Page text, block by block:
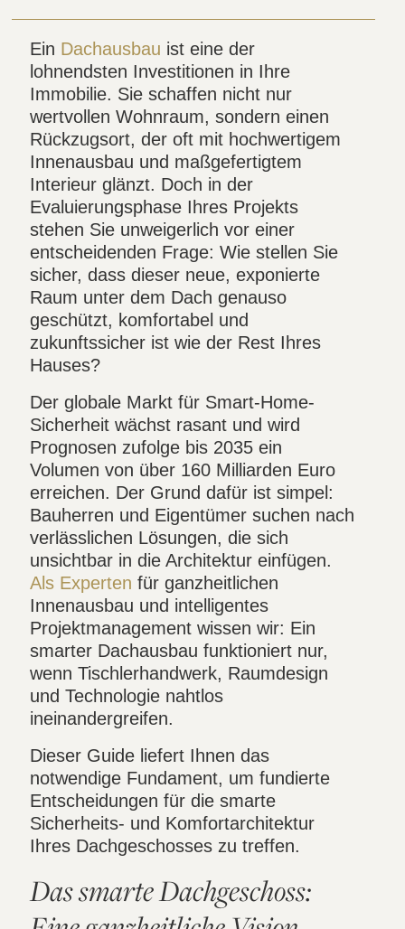
Ein Dachausbau ist eine der
lohnendsten Investitionen in Ihre
Immobilie. Sie schaffen nicht nur
wertvollen Wohnraum, sondern einen
Rückzugsort, der oft mit hochwertigem
Innenausbau und maßgefertigtem
Interieur glänzt. Doch in der
Evaluierungsphase Ihres Projekts
stehen Sie unweigerlich vor einer
entscheidenden Frage: Wie stellen Sie
sicher, dass dieser neue, exponierte
Raum unter dem Dach genauso
geschützt, komfortabel und
zukunftssicher ist wie der Rest Ihres
Hauses?
Der globale Markt für Smart-Home-
Sicherheit wächst rasant und wird
Prognosen zufolge bis 2035 ein
Volumen von über 160 Milliarden Euro
erreichen. Der Grund dafür ist simpel:
Bauherren und Eigentümer suchen nach
verlässlichen Lösungen, die sich
unsichtbar in die Architektur einfügen.
Als Experten für ganzheitlichen
Innenausbau und intelligentes
Projektmanagement wissen wir: Ein
smarter Dachausbau funktioniert nur,
wenn Tischlerhandwerk, Raumdesign
und Technologie nahtlos
ineinandergreifen.
Dieser Guide liefert Ihnen das
notwendige Fundament, um fundierte
Entscheidungen für die smarte
Sicherheits- und Komfortarchitektur
Ihres Dachgeschosses zu treffen.
Das smarte Dachgeschoss: